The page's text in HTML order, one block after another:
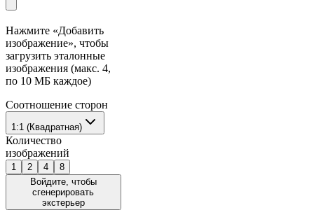
Нажмите «Добавить
изображение», чтобы
загрузить эталонные
изображения (макс. 4,
по 10 МБ каждое)
Соотношение сторон
1:1 (Квадратная)
Количество
изображений
1 2 4
8
Войдите, чтобы
сгенерировать
экстерьер